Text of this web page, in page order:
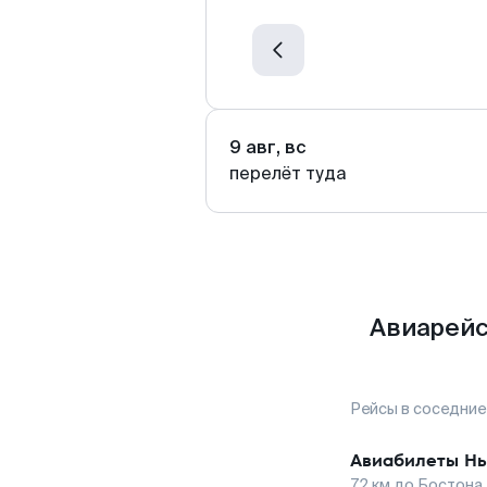
9 авг, вс
перелёт туда
Рейсы в
Авиабилеты